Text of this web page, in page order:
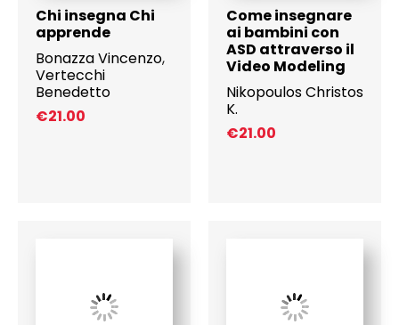
Chi insegna Chi
apprende
Bonazza Vincenzo,
Vertecchi
Benedetto
€21.00
Come insegnare
ai bambini con
ASD attraverso il
Video Modeling
Nikopoulos Christos
K.
€21.00